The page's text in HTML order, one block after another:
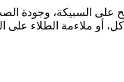
أو ملاءمة الطلاء على